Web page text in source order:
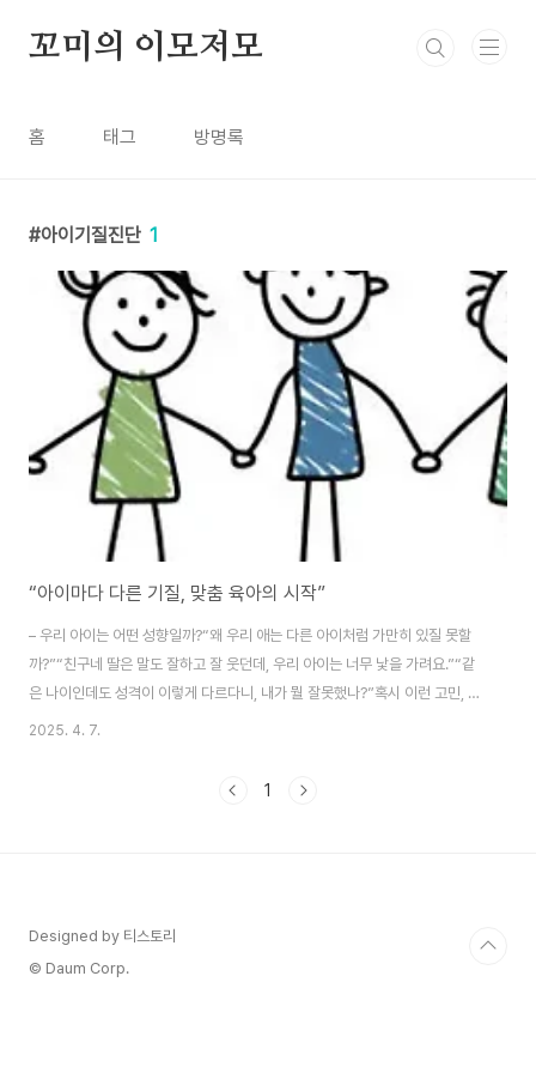
꼬미의 이모저모
홈 태그 방명록
아이기질진단 1
“아이마다 다른 기질, 맞춤 육아의 시작”
– 우리 아이는 어떤 성향일까?“왜 우리 애는 다른 아이처럼 가만히 있질 못할
까?”“친구네 딸은 말도 잘하고 잘 웃던데, 우리 아이는 너무 낯을 가려요.”“같
은 나이인데도 성격이 이렇게 다르다니, 내가 뭘 잘못했나?”혹시 이런 고민, 해
보신 적 있으신가요?하지만 걱정 마세요.아이마다 타고난 기질이 다르기 때문
성향이죠.아이가 어떤 기질을 가졌는지 이해하면,부모의 마음도 훨씬 편해지고
2025. 4. 7.
1
Designed by 티스토리
© Daum Corp.